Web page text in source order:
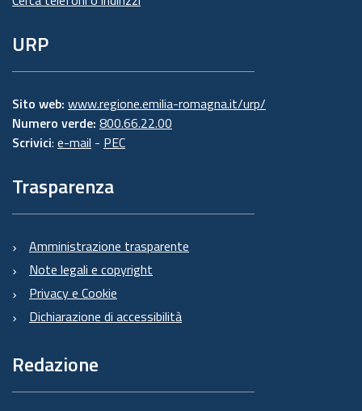
URP
Sito web: www.regione.emilia-romagna.it/urp/
Numero verde: 800.66.22.00
Scrivici: e-mail - PEC
Trasparenza
Amministrazione trasparente
Note legali e copyright
Privacy e Cookie
Dichiarazione di accessibilità
Redazione